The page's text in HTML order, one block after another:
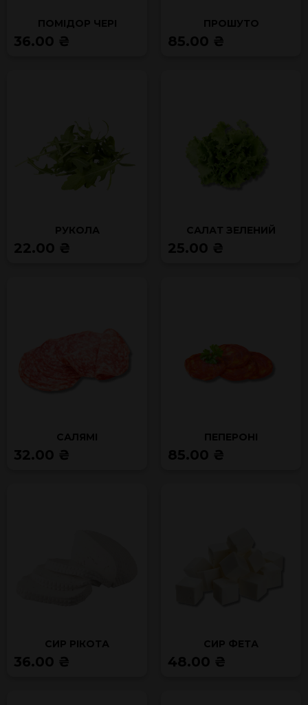
ПОМІДОР ЧЕРІ
36.00 ₴
ПРОШУТО
85.00 ₴
РУКОЛА
22.00 ₴
САЛАТ ЗЕЛЕНИЙ
25.00 ₴
САЛЯМІ
32.00 ₴
ПЕПЕРОНІ
85.00 ₴
СИР РІКОТА
36.00 ₴
СИР ФЕТА
48.00 ₴